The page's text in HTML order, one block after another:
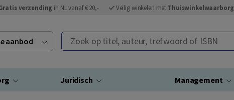
verzending in NL vanaf € 20,- Veilig winkelen met Thuiswinkelwaarborg
aanbod Zoek op titel, auteur, trefwoord of ISBN
Juridisch Management